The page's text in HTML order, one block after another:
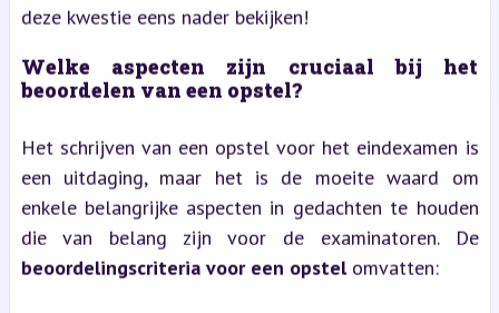
deze kwestie eens nader bekijken!
Welke aspecten zijn cruciaal bij het
beoordelen van een opstel?
Het schrijven van een opstel voor het eindexamen is
een uitdaging, maar het is de moeite waard om
enkele belangrijke aspecten in gedachten te houden
die van belang zijn voor de examinatoren. De
beoordelingscriteria voor een opstelomvatten: